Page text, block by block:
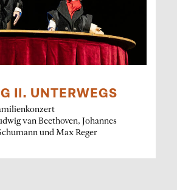
II. UNTERWEGS
van Beethoven, Johannes
und Max Reger